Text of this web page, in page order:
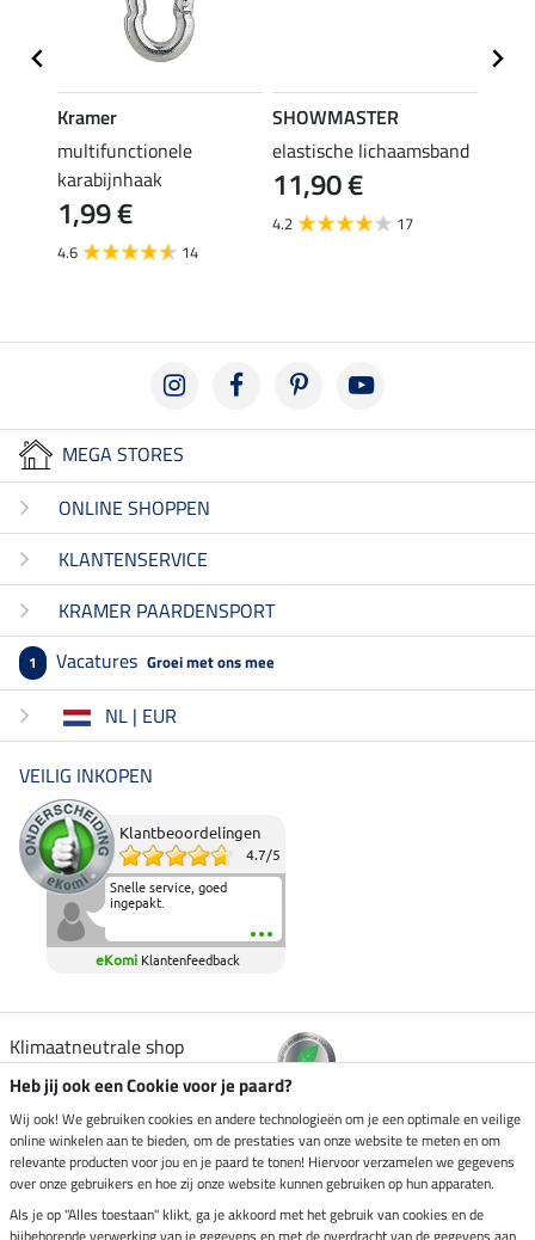
Kramer
multifunctionele
karabijnhaak
1,99 €
4.6 14
SHOWMASTER
elastische lichaamsband
11,90 €
4.2 17
MEGA STORES
ONLINE SHOPPEN
KLANTENSERVICE
KRAMER PAARDENSPORT
1 Vacatures Groei met ons mee
NL | EUR
VEILIG INKOPEN
Klantbeoordelingen
4.7/5
Snelle service, goed
ingepakt.
eKomi Klantenfeedback
Klimaatneutrale shop
Verzending per
Veilig betalen met
Heb jij ook een Cookie voor je paard?
Wij ook! We gebruiken cookies en andere technologieën om je een optimale en veilige
online winkelen aan te bieden, om de prestaties van onze website te meten en om
relevante producten voor jou en je paard te tonen! Hiervoor verzamelen we gegevens
over onze gebruikers en hoe zij onze website kunnen gebruiken op hun apparaten.
Als je op "Alles toestaan" klikt, ga je akkoord met het gebruik van cookies en de